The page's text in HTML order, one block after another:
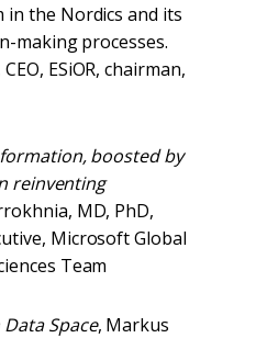
in the Nordics and its
making processes.
ESiOR, chairman,
boosted by
reinventing
MD, PhD,
Microsoft Global
Team
Space, Markus